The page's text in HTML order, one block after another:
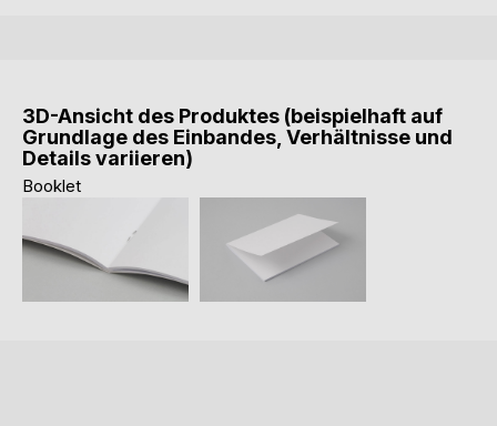
3D-Ansicht des Produktes (beispielhaft auf
Grundlage des Einbandes, Verhältnisse und
Details variieren)
Booklet